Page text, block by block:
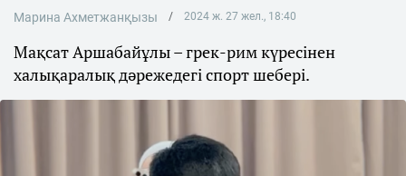
Марина Ахметжанқызы 2024 ж. 27 жел., 18:40
Мақсат Аршабайұлы – грек-рим күресінен
халықаралық дәрежедегі спорт шебері.